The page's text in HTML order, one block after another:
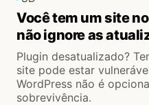
Você tem um site
não ignore as
Plugin desatualizado?
site pode estar
WordPress não é
sobrevivência.